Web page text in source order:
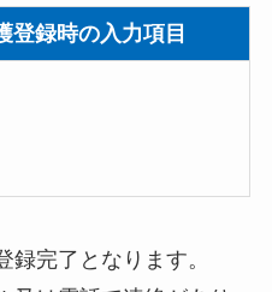
登録時の入力項目
完了となります。